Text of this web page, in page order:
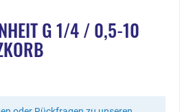
G 1/4 / 0,5-10